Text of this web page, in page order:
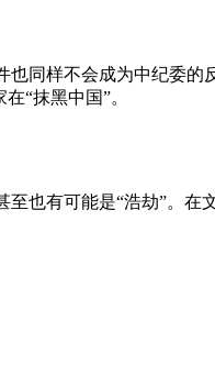
同样不会成为中纪委
“抹黑中国”。
也有可能是“浩劫”。